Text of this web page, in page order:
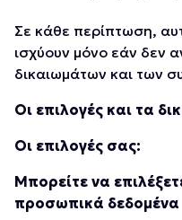
Σε κάθε περίπτωση,
ισχύουν μόνο εάν δεν
δικαιωμάτων και των
Οι επιλογές και τα
Οι επιλογές σας:
Μπορείτε να
προσωπικά δεδομένα